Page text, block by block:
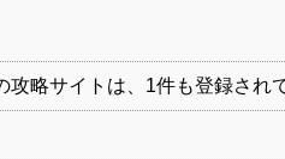
攻略サイトは、1件も登録され